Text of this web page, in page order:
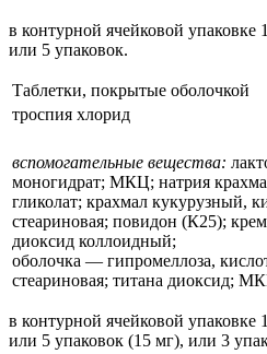
в контурной ячейковой упаковке
или 5 упаковок.
Таблетки, покрытые оболочкой
троспия хлорид
вспомогательные вещества:
моногидрат; МКЦ; натрия
гликолат; крахмал кукурузный,
стеариновая; повидон (К25);
диоксид коллоидный;
оболочка — гипромеллоза,
стеариновая; титана диоксид;
в контурной ячейковой упаковке
или 5 упаковок (15 мг), или 3